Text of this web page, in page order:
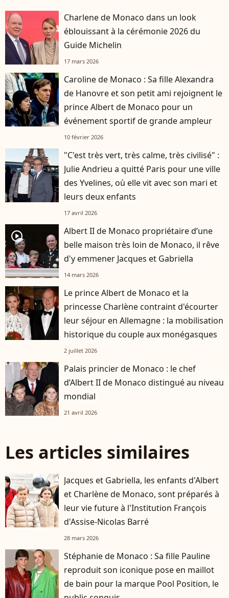
Charlene de Monaco dans un look
éblouissant à la cérémonie 2026 du
Guide Michelin
17 mars 2026
Caroline de Monaco : Sa fille Alexandra
de Hanovre et son petit ami rejoignent le
prince Albert de Monaco pour un
événement sportif de grande ampleur
10 février 2026
"C'est très vert, très calme, très civilisé" :
Julie Andrieu a quitté Paris pour une ville
des Yvelines, où elle vit avec son mari et
leurs deux enfants
17 avril 2026
player2
Albert II de Monaco propriétaire d’une
belle maison très loin de Monaco, il rêve
d'y emmener Jacques et Gabriella
14 mars 2026
Le prince Albert de Monaco et la
princesse Charlène contraint d'écourter
leur séjour en Allemagne : la mobilisation
historique du couple aux monégasques
2 juillet 2026
Palais princier de Monaco : le chef
d’Albert II de Monaco distingué au niveau
mondial
21 avril 2026
Les articles similaires
Jacques et Gabriella, les enfants d'Albert
et Charlène de Monaco, sont préparés à
leur vie future à l'Institution François
d'Assise-Nicolas Barré
28 mars 2026
Stéphanie de Monaco : Sa fille Pauline
reproduit son iconique pose en maillot
de bain pour la marque Pool Position, le